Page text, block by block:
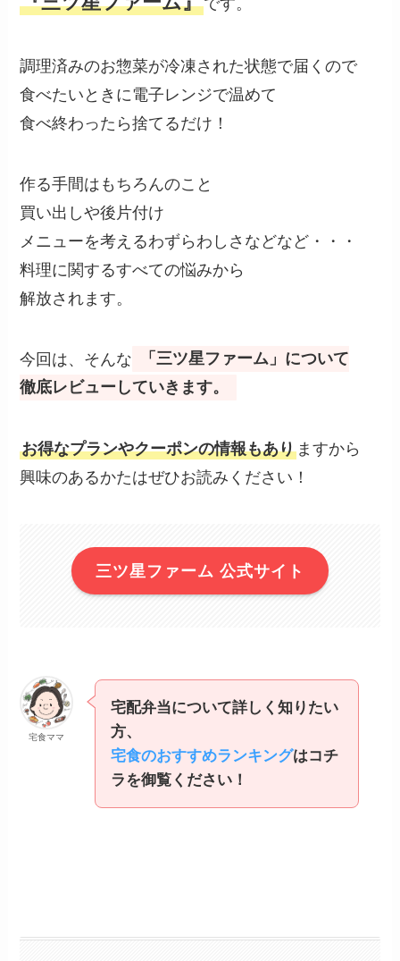
です。
調理済みのお惣菜が冷凍された状態で届くので
食べたいときに電子レンジで温めて
食べ終わったら捨てるだけ！
作る手間はもちろんのこと
買い出しや後片付け
メニューを考えるわずらわしさなどなど・・・
料理に関するすべての悩みから
解放されます。
今回は、そんな
「三ツ星ファーム」について
徹底レビューしていきます。
お得なプランやクーポンの情報もあり ますから
興味のあるかたはぜひお読みください！
三ツ星ファーム 公式サイト
宅食ママ
宅配弁当について詳しく知りたい
方、
宅食のおすすめランキングはコチ
ラを御覧ください ！